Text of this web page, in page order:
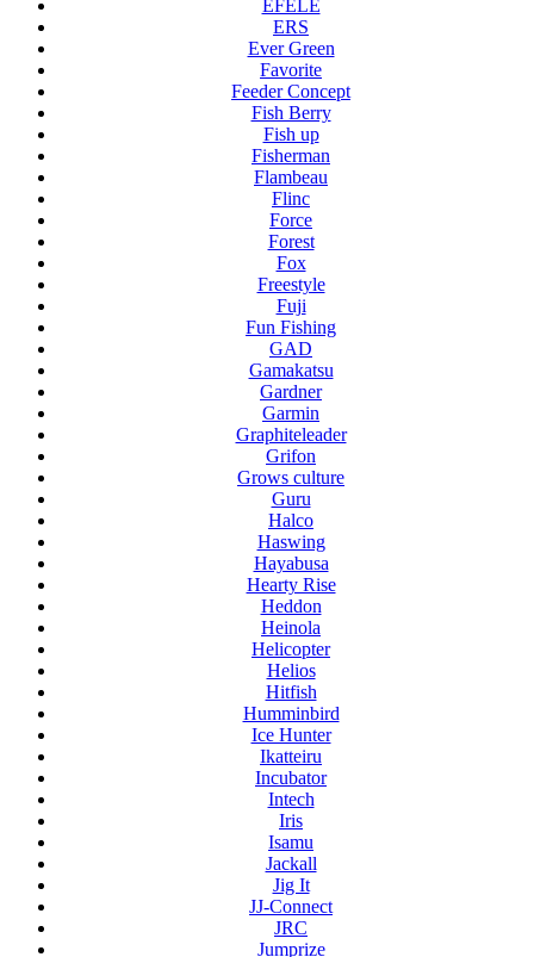
EFELE
ERS
Ever Green
Favorite
Feeder Concept
Fish Berry
Fish up
Fisherman
Flambeau
Flinc
Force
Forest
Fox
Freestyle
Fuji
Fun Fishing
GAD
Gamakatsu
Gardner
Garmin
Graphiteleader
Grifon
Grows culture
Guru
Halco
Haswing
Hayabusa
Hearty Rise
Heddon
Heinola
Helicopter
Helios
Hitfish
Humminbird
Ice Hunter
Ikatteiru
Incubator
Intech
Iris
Isamu
Jackall
Jig It
JJ-Connect
JRC
Jumprize